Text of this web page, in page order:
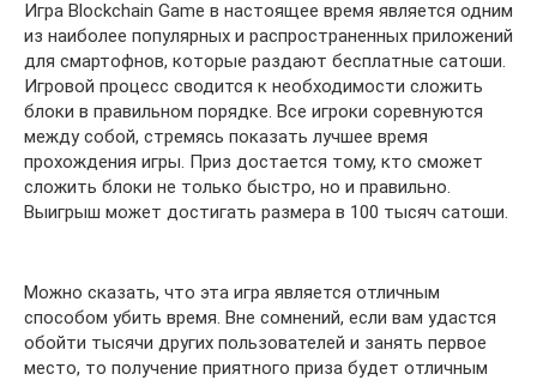
Игра Blockchain Game в настоящее время является одним
из наиболее популярных и распространенных приложений
для смартофнов, которые раздают бесплатные сатоши.
Игровой процесс сводится к необходимости сложить
блоки в правильном порядке. Все игроки соревнуются
между собой, стремясь показать лучшее время
прохождения игры. Приз достается тому, кто сможет
сложить блоки не только быстро, но и правильно.
Выигрыш может достигать размера в 100 тысяч сатоши.
Можно сказать, что эта игра является отличным
способом убить время. Вне сомнений, если вам удастся
обойти тысячи других пользователей и занять первое
место, то получение приятного приза будет отличным